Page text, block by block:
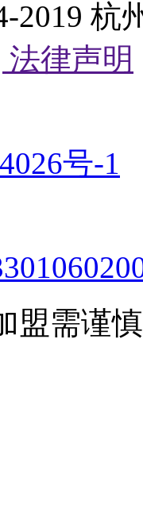
2019 杭
法律声明
号-1
盟需谨慎